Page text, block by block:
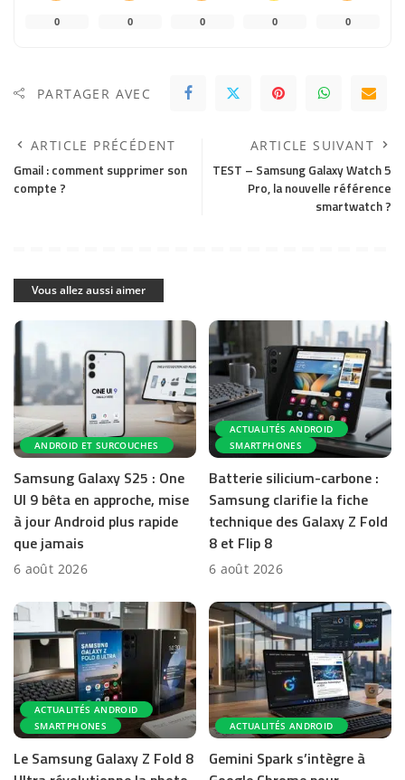
0 0 0 0 0
PARTAGER AVEC
ARTICLE PRÉCÉDENT
Gmail : comment supprimer son
compte ?
ARTICLE SUIVANT
TEST – Samsung Galaxy Watch 5
Pro, la nouvelle référence
smartwatch ?
Vous allez aussi aimer
ANDROID ET SURCOUCHES
Samsung Galaxy S25 : One
UI 9 bêta en approche, mise
à jour Android plus rapide
que jamais
6 août 2026
ACTUALITÉS ANDROID
SMARTPHONES
Batterie silicium-carbone :
Samsung clarifie la fiche
technique des Galaxy Z Fold
8 et Flip 8
6 août 2026
ACTUALITÉS ANDROID
SMARTPHONES
Le Samsung Galaxy Z Fold 8
ACTUALITÉS ANDROID
Gemini Spark s’intègre à